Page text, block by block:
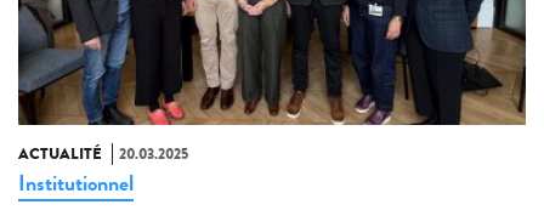
ACTUALITÉ 20.03.2025
Institutionnel